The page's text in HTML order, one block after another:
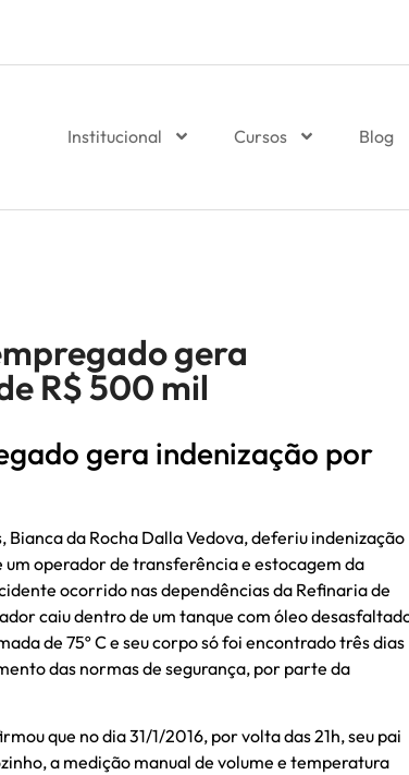
Institucional Cursos Blog
gera
R$ 500 mil
gera indenização por
Bianca da Rocha Dalla Vedova, deferiu indenização
operador de transferência e estocagem da
ocorrido nas dependências da Refinaria de
caiu dentro de um tanque com óleo
de 75º C e seu corpo só foi encontrado três dias
das normas de segurança, por parte da
que no dia 31/1/2016, por volta das 21h, seu pai
a medição manual de volume e temperatura